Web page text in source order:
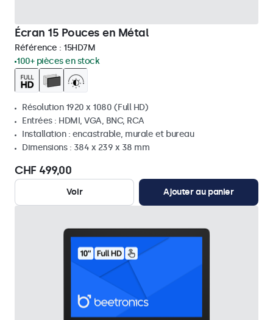
Écran 15 Pouces en Métal
Référence : 15HD7M
100+ pièces en stock
Résolution 1920 x 1080 (Full HD)
Entrées : HDMI, VGA, BNC, RCA
Installation : encastrable, murale et bureau
Dimensions : 384 x 239 x 38 mm
CHF 499,00
Voir Ajouter au panier